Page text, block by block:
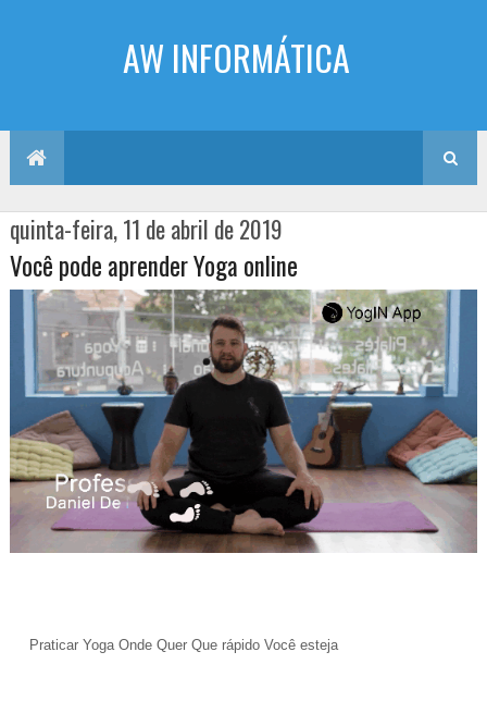
AW INFORMÁTICA
quinta-feira, 11 de abril de 2019
Você pode aprender Yoga online
Praticar Yoga Onde Quer Que rápido Você esteja